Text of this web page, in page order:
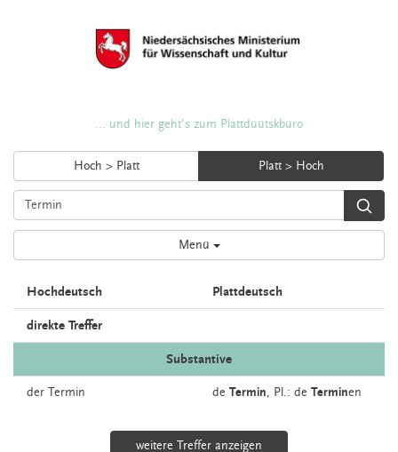
... und hier geht's zum Plattdüütskbüro
Hoch > Platt Platt > Hoch
Menü
Hochdeutsch Plattdeutsch
direkte Treffer
Substantive
der Termin de Termin, Pl.: de Terminen
weitere Treffer anzeigen